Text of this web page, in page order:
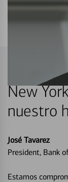
New
nuestro
José Tavarez
President, Bank
Estamos